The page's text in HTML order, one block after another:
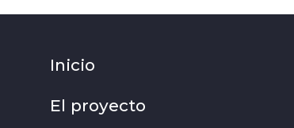
Inicio
El proyecto